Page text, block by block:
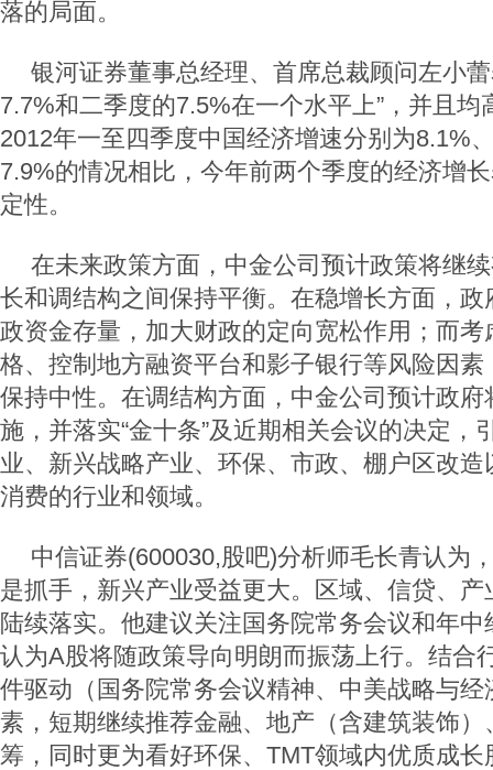
落的局面。
银河证券董事总经理、首席总裁顾问左小
7.7%和二季度的7.5%在一个水平上”，并且均
2012年一至四季度中国经济增速分别为8.1%
7.9%的情况相比，今年前两个季度的经济增
定性。
在未来政策方面，中金公司预计政策将继
长和调结构之间保持平衡。在稳增长方面，
政资金存量，加大财政的定向宽松作用；而
格、控制地方融资平台和影子银行等风险因
保持中性。在调结构方面，中金公司预计政
施，并落实“金十条”及近期相关会议的决定，
业、新兴战略产业、环保、市政、棚户区改
消费的行业和领域。
中信证券(600030,股吧)分析师毛长青认为
是抓手，新兴产业受益更大。区域、信贷、
陆续落实。他建议关注国务院常务会议和年
认为A股将随政策导向明朗而振荡上行。结合
件驱动（国务院常务会议精神、中美战略与
素，短期继续推荐金融、地产（含建筑装饰
筹，同时更为看好环保、TMT领域内优质成